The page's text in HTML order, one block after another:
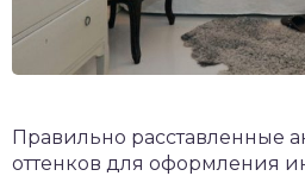
Правильно расставленные
оттенков для оформления